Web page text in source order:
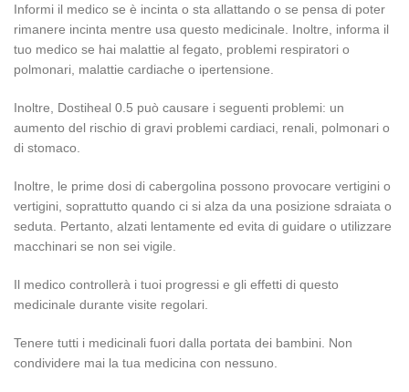
Informi il medico se è incinta o sta allattando o se pensa di poter
rimanere incinta mentre usa questo medicinale. Inoltre, informa il
tuo medico se hai malattie al fegato, problemi respiratori o
polmonari, malattie cardiache o ipertensione.
Inoltre, Dostiheal 0.5 può causare i seguenti problemi: un
aumento del rischio di gravi problemi cardiaci, renali, polmonari o
di stomaco.
Inoltre, le prime dosi di cabergolina possono provocare vertigini o
vertigini, soprattutto quando ci si alza da una posizione sdraiata o
seduta. Pertanto, alzati lentamente ed evita di guidare o utilizzare
macchinari se non sei vigile.
Il medico controllerà i tuoi progressi e gli effetti di questo
medicinale durante visite regolari.
Tenere tutti i medicinali fuori dalla portata dei bambini. Non
condividere mai la tua medicina con nessuno.